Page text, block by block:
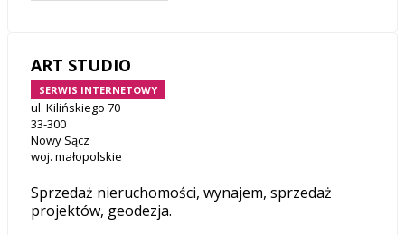
ART STUDIO
SERWIS INTERNETOWY
ul. Kilińskiego 70
33-300
Nowy Sącz
woj. małopolskie
Sprzedaż nieruchomości, wynajem, sprzedaż
projektów, geodezja.